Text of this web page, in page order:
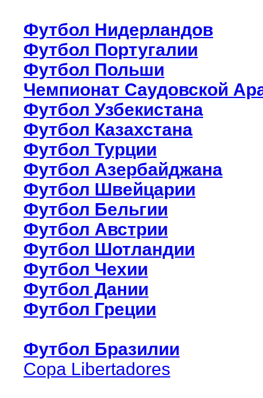
Футбол Нидерландов
Футбол Португалии
Футбол Польши
Чемпионат Саудовской
Футбол Узбекистана
Футбол Казахстана
Футбол Турции
Футбол Азербайджана
Футбол Швейцарии
Футбол Бельгии
Футбол Австрии
Футбол Шотландии
Футбол Чехии
Футбол Дании
Футбол Греции
Футбол Бразилии
Copa Libertadores